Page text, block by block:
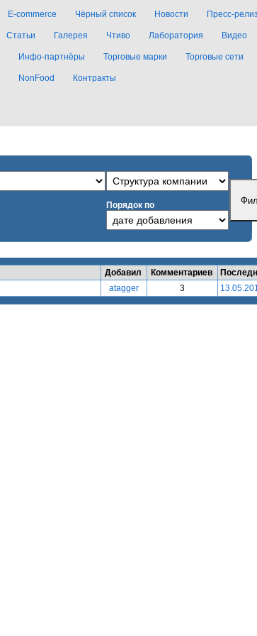
E-commerce Чёрный список Новости Пресс-
Статьи Галерея Чтиво Лаборатория Видео
Инфо-партнёры Торговые марки Торговые сети
NonFood Контракты
Порядок по
Добавил Комментариев
atagger 3